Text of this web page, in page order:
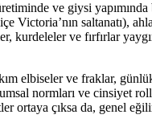
ve giysi
Victoria’nın saltanatı),
kurdeleler ve fırfırlar
elbiseler ve fraklar,
normları ve cinsiyet
ortaya çıksa da, genel